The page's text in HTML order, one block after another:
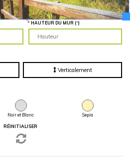
HAUTEUR DU MUR (“)